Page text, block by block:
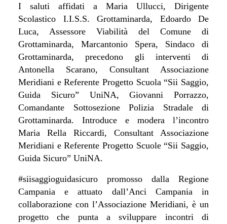
I saluti affidati a Maria Ullucci, Dirigente
Scolastico I.I.S.S. Grottaminarda, Edoardo De
Luca, Assessore Viabilità del Comune di
Grottaminarda, Marcantonio Spera, Sindaco di
Grottaminarda, precedono gli interventi di
Antonella Scarano, Consultant Associazione
Meridiani e Referente Progetto Scuola “Sii Saggio,
Guida Sicuro” UniNA, Giovanni Porrazzo,
Comandante Sottosezione Polizia Stradale di
Grottaminarda. Introduce e modera l’incontro
Maria Rella Riccardi, Consultant Associazione
Meridiani e Referente Progetto Scuole “Sii Saggio,
Guida Sicuro” UniNA.
#siisaggioguidasicuro promosso dalla Regione
Campania e attuato dall’Anci Campania in
collaborazione con l’Associazione Meridiani, è un
progetto che punta a sviluppare incontri di